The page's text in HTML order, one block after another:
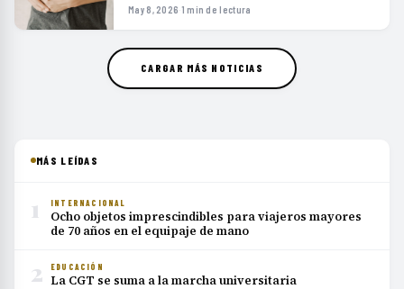
May 8, 2026·1 min de lectura
CARGAR MÁS NOTICIAS
MÁS LEÍDAS
1 INTERNACIONAL
Ocho objetos imprescindibles para viajeros mayores
de 70 años en el equipaje de mano
2 EDUCACIÓN
La CGT se suma a la marcha universitaria